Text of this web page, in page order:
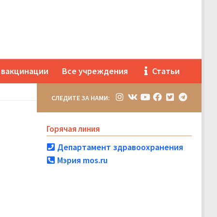
вакцинации Все учреждения Статьи
СЛЕДИТЕ ЗА НАМИ:
Горячая линия
Департамент здравоохранения
Мэрия mos.ru